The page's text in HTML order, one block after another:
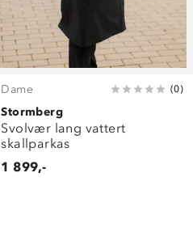
Dame (0)
Stormberg
Svolvær lang vattert
skallparkas
1 899,-